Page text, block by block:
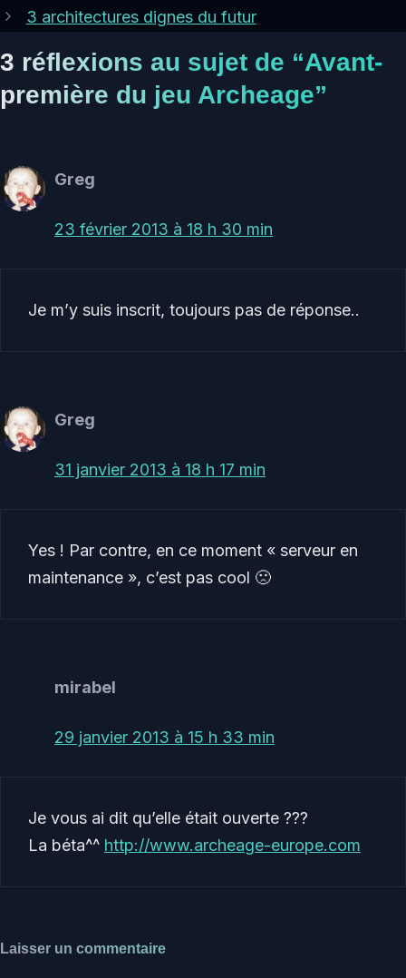
3 architectures dignes du futur
3 réflexions au sujet de “Avant-
première du jeu Archeage”
Greg
23 février 2013 à 18 h 30 min
Je m’y suis inscrit, toujours pas de réponse..
Greg
31 janvier 2013 à 18 h 17 min
Yes ! Par contre, en ce moment « serveur en
maintenance », c’est pas cool 🙁
mirabel
29 janvier 2013 à 15 h 33 min
Je vous ai dit qu’elle était ouverte ???
La béta^^ http://www.archeage-europe.com
Laisser un commentaire